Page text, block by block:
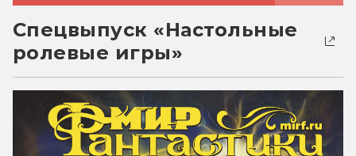
Спецвыпуск «Настольные
ролевые игры»